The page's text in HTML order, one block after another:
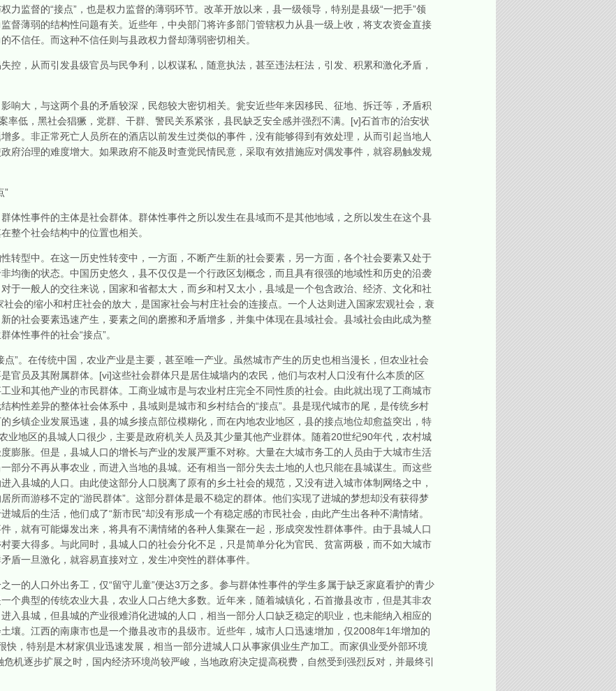
力监督的“接点”，也是权力监督的薄弱环节。改革开放以来，县一级领导，特别是县级“一把手”领
督薄弱的结构性问题有关。近些年，中央部门将许多部门管辖权力从县一级上收，将支农资金直接
不信任。而这种不信任则与县政权力督却薄弱密切相关。
，从而引发县级官员与民争利，以权谋私，随意执法，甚至违法枉法，引发、积累和激化矛盾，
大，与这两个县的矛盾较深，民怨较大密切相关。瓮安近些年来因移民、征地、拆迁等，矛盾积
率低，黑社会猖獗，党群、干群、警民关系紧张，县民缺乏安全感并强烈不满。[v]石首市的治安状
多。非正常死亡人员所在的酒店以前发生过类似的事件，没有能够得到有效处理，从而引起当地人
府治理的难度增大。如果政府不能及时查觉民情民意，采取有效措施应对偶发事件，就容易触发规
”
性事件的主体是社会群体。群体性事件之所以发生在县域而不是其他地域，之所以发生在这个县
整个社会结构中的位置也相关。
型中。在这一历史性转变中，一方面，不断产生新的社会要素，另一方面，各个社会要素又处于
均衡的状态。中国历史悠久，县不仅仅是一个行政区划概念，而且具有很强的地域性和历史的沿袭
于一般人的交往来说，国家和省都太大，而乡和村又太小，县域是一个包含政治、经济、文化和社
会的缩小和村庄社会的放大，是国家社会与村庄社会的连接点。一个人达则进入国家宏观社会，衰
的社会要素迅速产生，要素之间的磨擦和矛盾增多，并集中体现在县域社会。县域社会由此成为整
体性事件的社会“接点”。
。在传统中国，农业产业是主要，甚至唯一产业。虽然城市产生的历史也相当漫长，但农业社会
官员及其附属群体。[vi]这些社会群体只是居住城墙内的农民，他们与农村人口没有什么本质的区
业和其他产业的市民群体。工商业城市是与农业村庄完全不同性质的社会。由此就出现了工商城市
构性差异的整体社会体系中，县域则是城市和乡村结合的“接点”。县是现代城市的尾，是传统乡村
乡镇企业发展迅速，县的城乡接点部位模糊化，而在内地农业地区，县的接点地位却愈益突出，特
业地区的县城人口很少，主要是政府机关人员及其少量其他产业群体。随着20世纪90年代，农村城
膨胀。但是，县城人口的增长与产业的发展严重不对称。大量在大城市务工的人员由于大城市生活
部分不再从事农业，而进入当地的县城。还有相当一部分失去土地的人也只能在县城谋生。而这些
入县城的人口。由此使这部分人口脱离了原有的乡土社会的规范，又没有进入城市体制网络之中，
所而游移不定的“游民群体”。这部分群体是最不稳定的群体。他们实现了进城的梦想却没有获得梦
城后的生活，他们成了“新市民”却没有形成一个有稳定感的市民社会，由此产生出各种不满情绪。
，就有可能爆发出来，将具有不满情绪的各种人集聚在一起，形成突发性群体事件。由于县城人口
要大得多。与此同时，县城人口的社会分化不足，只是简单分化为官民、贫富两极，而不如大城市
盾一旦激化，就容易直接对立，发生冲突性的群体事件。
的人口外出务工，仅“留守儿童”便达3万之多。参与群体性事件的学生多属于缺乏家庭看护的青少
个典型的传统农业大县，农业人口占绝大多数。近年来，随着城镇化，石首撤县改市，但是其非农
入县城，但县城的产业很难消化进城的人口，相当一部分人口缺乏稳定的职业，也未能纳入相应的
壤。江西的南康市也是一个撤县改市的县级市。近些年，城市人口迅速增加，仅2008年1年增加的
快，特别是木材家俱业迅速发展，相当一部分进城人口从事家俱业生产加工。而家俱业受外部环境
机逐步扩展之时，国内经济环境尚较严峻，当地政府决定提高税费，自然受到强烈反对，并最终引